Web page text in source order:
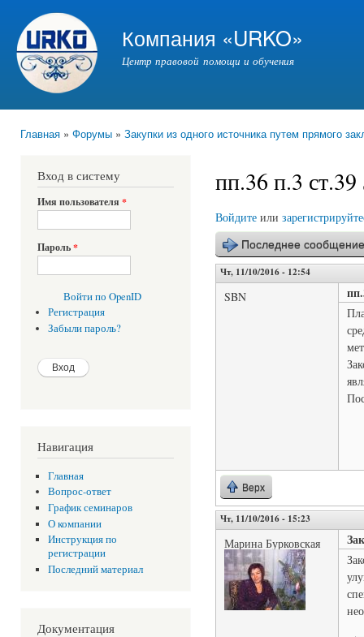
Компания «URKO»
Центр правовой помощи и обучения
Главная » Форумы » Закупки из одного источника путем прямого
Вход в систему
Имя пользователя *
Пароль*
Войти по OpenID
Регистрация
Забыли пароль?
Навигация
Главная
Вопрос-ответ
График семинаров
О компании
Инструкция по
регистрации
Последний материал
Документация
пп.36 п.3 ст.39
Войдите или
Последнее сообщение
Чт, 11/10/2016 - 12:54
SBN
Верх
Чт, 11/10/2016 - 15:23
Марина Бурковская